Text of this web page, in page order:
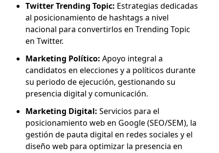
Twitter Trending Topic: Estrategias dedicadas
al posicionamiento de hashtags a nivel
nacional para convertirlos en Trending Topic
en Twitter.
Marketing Político: Apoyo integral a
candidatos en elecciones y a políticos durante
su periodo de ejecución, gestionando su
presencia digital y comunicación.
Marketing Digital: Servicios para el
posicionamiento web en Google (SEO/SEM), la
gestión de pauta digital en redes sociales y el
diseño web para optimizar la presencia en